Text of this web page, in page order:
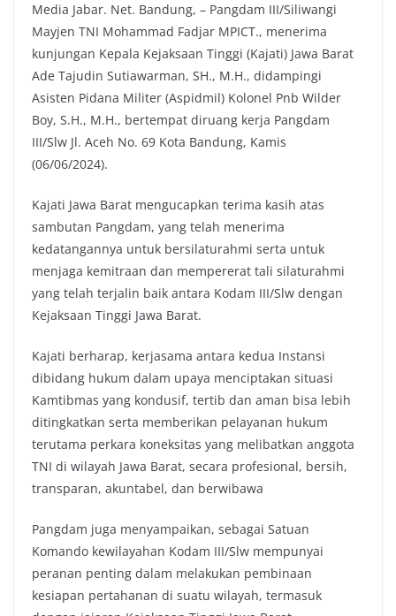
c
e
b
o
o
k
i
t
t
e
r
a
t
s
A
p
p
p
y
L
i
n
k
Media Jabar. Net. Bandung, – Pangdam III/Siliwangi
Mayjen TNI Mohammad Fadjar MPICT., menerima
kunjungan Kepala Kejaksaan Tinggi (Kajati) Jawa Barat
Ade Tajudin Sutiawarman, SH., M.H., didampingi
Asisten Pidana Militer (Aspidmil) Kolonel Pnb Wilder
Boy, S.H., M.H., bertempat diruang kerja Pangdam
III/Slw Jl. Aceh No. 69 Kota Bandung, Kamis
(06/06/2024).
Kajati Jawa Barat mengucapkan terima kasih atas
sambutan Pangdam, yang telah menerima
kedatangannya untuk bersilaturahmi serta untuk
menjaga kemitraan dan mempererat tali silaturahmi
yang telah terjalin baik antara Kodam III/Slw dengan
Kejaksaan Tinggi Jawa Barat.
Kajati berharap, kerjasama antara kedua Instansi
dibidang hukum dalam upaya menciptakan situasi
Kamtibmas yang kondusif, tertib dan aman bisa lebih
ditingkatkan serta memberikan pelayanan hukum
terutama perkara koneksitas yang melibatkan anggota
TNI di wilayah Jawa Barat, secara profesional, bersih,
transparan, akuntabel, dan berwibawa
Pangdam juga menyampaikan, sebagai Satuan
Komando kewilayahan Kodam III/Slw mempunyai
peranan penting dalam melakukan pembinaan
kesiapan pertahanan di suatu wilayah, termasuk